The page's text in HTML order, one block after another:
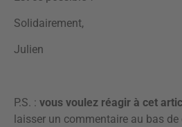
Solidairement,
Julien
P.S. : vous voulez réagir à cet
laisser un commentaire au bas de